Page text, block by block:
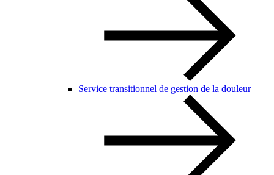
Service transitionnel de gestion de la douleur